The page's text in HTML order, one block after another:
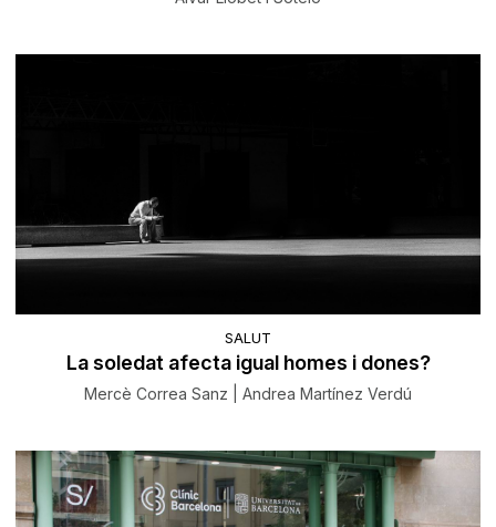
SALUT
La soledat afecta igual homes i dones?
Mercè Correa Sanz | Andrea Martínez Verdú